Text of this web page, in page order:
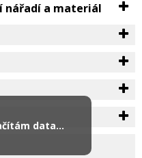
nářadí a materiál
data...